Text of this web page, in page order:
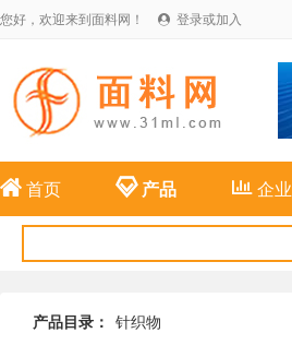
您好，欢迎来到面料网！  登录或加入
 首页 产品 企业
产品目录： 针织物